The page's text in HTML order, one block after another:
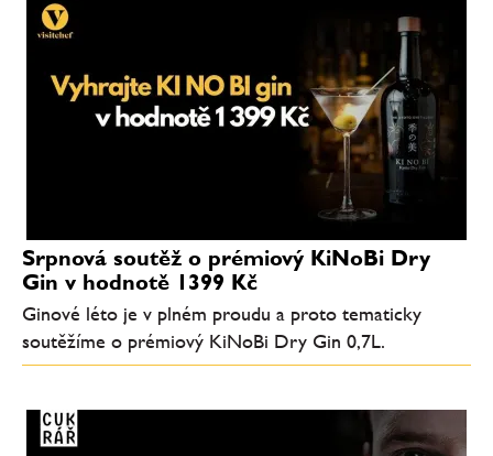
Srpnová soutěž o prémiový KiNoBi Dry
Gin v hodnotě 1399 Kč
Ginové léto je v plném proudu a proto tematicky
soutěžíme o prémiový KiNoBi Dry Gin 0,7L.